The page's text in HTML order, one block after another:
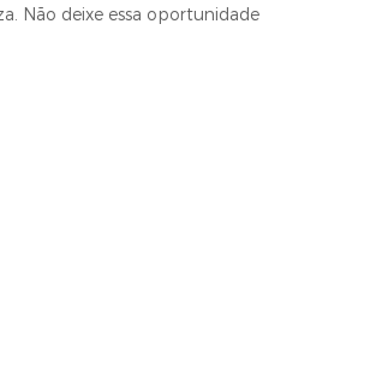
Não deixe essa oportunidade